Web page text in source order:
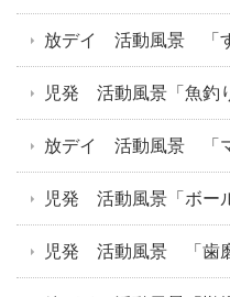
放デイ 活動風景 「す
児発 活動風景「魚釣
放デイ 活動風景 「マ
児発 活動風景「ボー
児発 活動風景 「歯磨